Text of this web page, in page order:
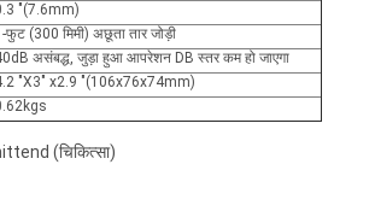
"(7.6mm)
फुट (300 मिमी) अछूता तार जोड़ी
असंबद्ध, जुड़ा हुआ आपरेशन DB स्तर कम हो जाएगा
"X3" x2.9 "(106x76x74mm)
(चिकित्सा)